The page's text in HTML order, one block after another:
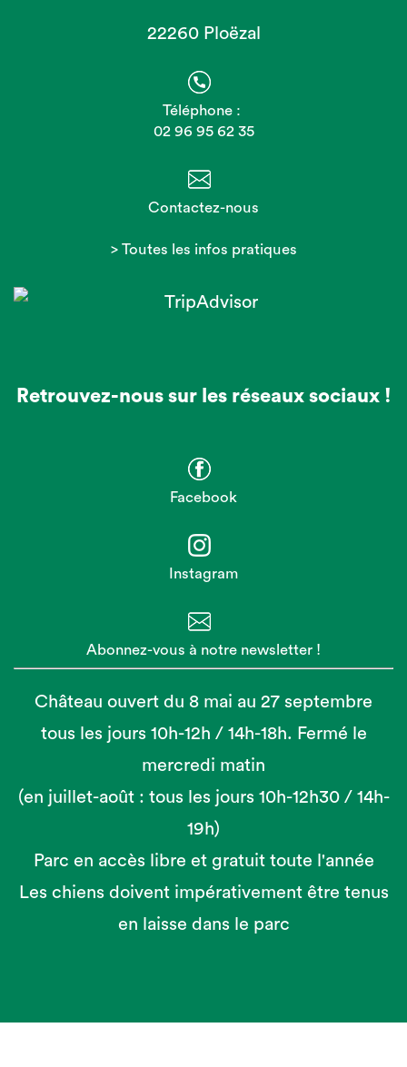
22260 Ploëzal
Téléphone :
02 96 95 62 35
Contactez-nous
> Toutes les infos pratiques
Retrouvez-nous sur les réseaux sociaux !
Facebook
Instagram
Abonnez-vous à notre newsletter !
Château ouvert du 8 mai au 27 septembre
tous les jours 10h-12h / 14h-18h. Fermé le
mercredi matin
(en juillet-août : tous les jours 10h-12h30 / 14h-
19h)
Parc en accès libre et gratuit toute l'année
Les chiens doivent impérativement être tenus
en laisse dans le parc